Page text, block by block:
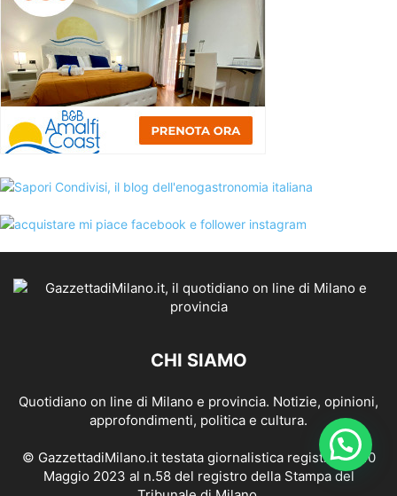
CHI SIAMO
Quotidiano on line di Milano e provincia. Notizie, opinioni,
approfondimenti, politica e cultura.
© GazzettadiMilano.it testata giornalistica registrata il 10
Maggio 2023 al n.58 del registro della Stampa del